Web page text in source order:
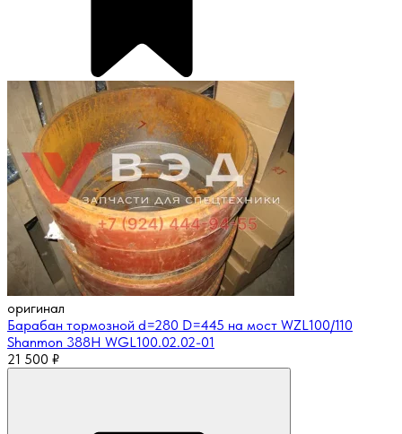
оригинал
Барабан тормозной d=280 D=445 на мост WZL100/110
Shanmon 388H WGL100.02.02-01
21 500 ₽